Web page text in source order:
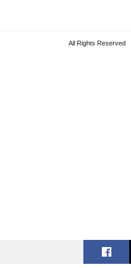
All Rights Reserved